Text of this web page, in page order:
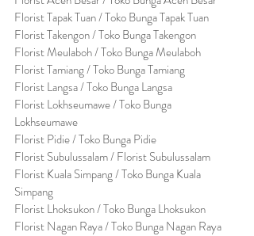
Florist Tapak Tuan / Toko Bunga Tapak Tuan
Florist Takengon / Toko Bunga Takengon
Florist Meulaboh / Toko Bunga Meulaboh
Florist Tamiang / Toko Bunga Tamiang
Florist Langsa / Toko Bunga Langsa
Florist Lokhseumawe / Toko Bunga
Lokhseumawe
Florist Pidie / Toko Bunga Pidie
Florist Subulussalam / Florist Subulussalam
Florist Kuala Simpang / Toko Bunga Kuala
Simpang
Florist Lhoksukon / Toko Bunga Lhoksukon
Florist Nagan Raya / Toko Bunga Nagan Raya